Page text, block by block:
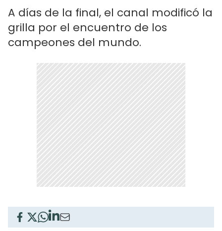
A días de la final, el canal modificó la
grilla por el encuentro de los
campeones del mundo.